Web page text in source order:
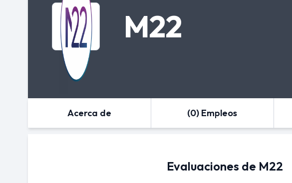
M22
Acerca de (0) Empleos
Evaluaciones de M22